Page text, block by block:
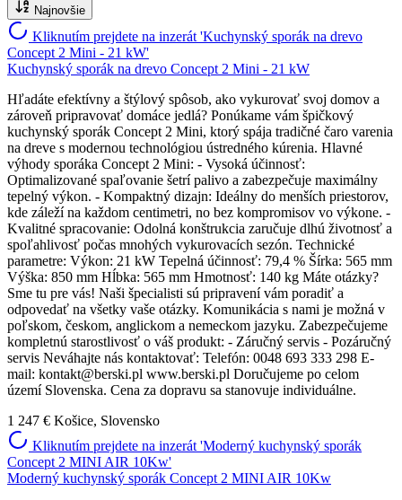
Najnovšie
Kliknutím prejdete na inzerát 'Kuchynský sporák na drevo
Concept 2 Mini - 21 kW'
Kuchynský sporák na drevo Concept 2 Mini - 21 kW
Hľadáte efektívny a štýlový spôsob, ako vykurovať svoj domov a
zároveň pripravovať domáce jedlá? Ponúkame vám špičkový
kuchynský sporák Concept 2 Mini, ktorý spája tradičné čaro varenia
na dreve s modernou technológiou ústredného kúrenia. Hlavné
výhody sporáka Concept 2 Mini: - Vysoká účinnosť:
Optimalizované spaľovanie šetrí palivo a zabezpečuje maximálny
tepelný výkon. - Kompaktný dizajn: Ideálny do menších priestorov,
kde záleží na každom centimetri, no bez kompromisov vo výkone. -
Kvalitné spracovanie: Odolná konštrukcia zaručuje dlhú životnosť a
spoľahlivosť počas mnohých vykurovacích sezón. Technické
parametre: Výkon: 21 kW Tepelná účinnosť: 79,4 % Šírka: 565 mm
Výška: 850 mm Hĺbka: 565 mm Hmotnosť: 140 kg Máte otázky?
Sme tu pre vás! Naši špecialisti sú pripravení vám poradiť a
odpovedať na všetky vaše otázky. Komunikácia s nami je možná v
poľskom, českom, anglickom a nemeckom jazyku. Zabezpečujeme
kompletnú starostlivosť o váš produkt: - Záručný servis - Pozáručný
servis Neváhajte nás kontaktovať: Telefón: 0048 693 333 298 E-
mail: kontakt@berski.pl www.berski.pl Doručujeme po celom
území Slovenska. Cena za dopravu sa stanovuje individuálne.
1 247 € Košice, Slovensko
Kliknutím prejdete na inzerát 'Moderný kuchynský sporák
Concept 2 MINI AIR 10Kw'
Moderný kuchynský sporák Concept 2 MINI AIR 10Kw